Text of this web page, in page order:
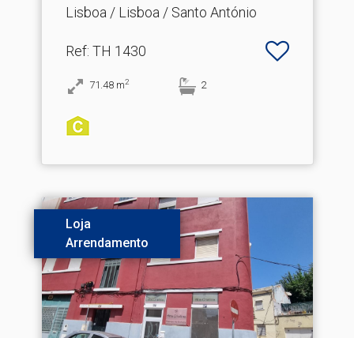
Lisboa / Lisboa / Santo António
Ref: TH 1430
71.48 m2 2
Loja
Arrendamento